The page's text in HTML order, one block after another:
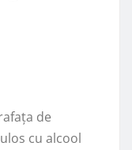
de
cu alcool